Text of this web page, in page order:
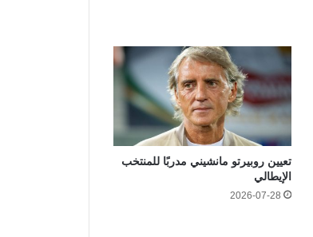
تعيين روبيرتو مانشيني مدربًا للمنتخب
الإيطالي
2026-07-28